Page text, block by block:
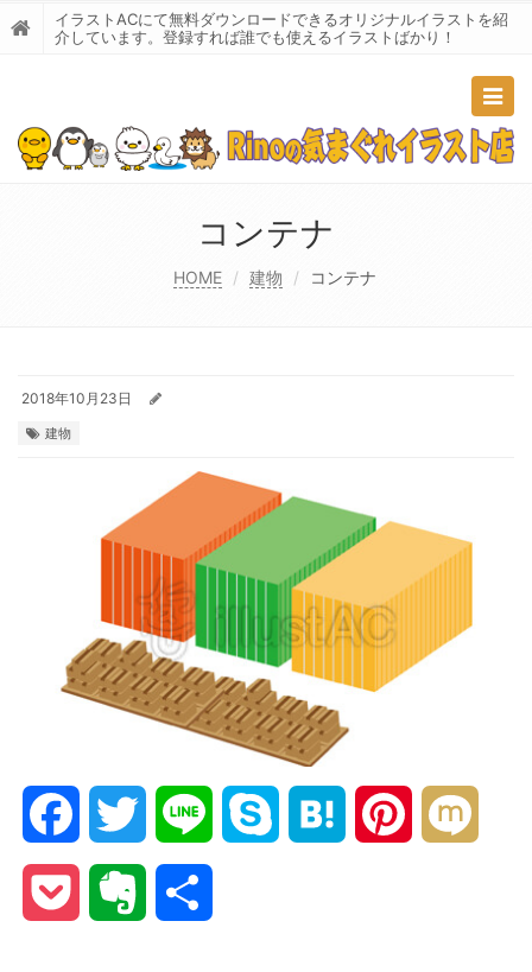
イラストACにて無料ダウンロードできるオリジナルイラストを紹
介しています。登録すれば誰でも使えるイラストばかり！
コンテナ
HOME 建物 コンテナ
2018年10月23日
建物
FacebookTwitter Line Skype Hatena Pinterest
Pocket Evernote